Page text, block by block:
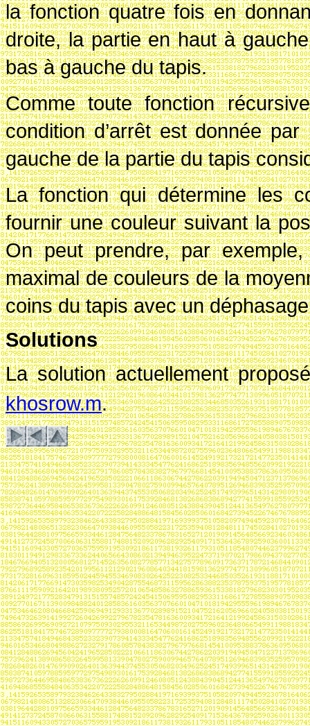
la fonction quatre fois en
droite, la partie en haut à
bas à gauche du tapis.
Comme toute fonction
condition d’arrêt est donnée
gauche de la partie du tapis
La fonction qui détermine les
fournir une couleur suivant la
On peut prendre, par
maximal de couleurs de la
coins du tapis avec un
Solutions
La solution actuellement
khosrow.m.